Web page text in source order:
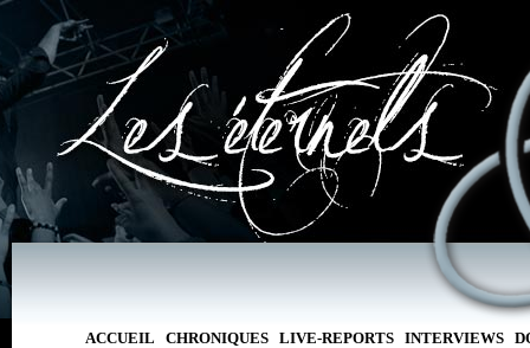
ACCUEIL CHRONIQUES LIVE-REPORTS INTERVIEWS